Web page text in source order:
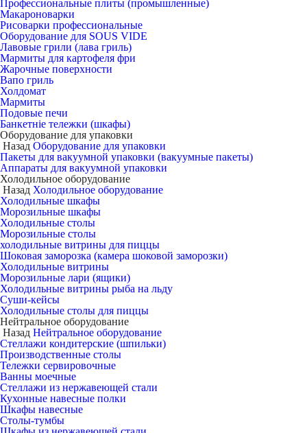
Профессиональные плиты (промышленные)
Макароноварки
Рисоварки профессиональные
Оборудование для SOUS VIDE
Лавовые грили (лава гриль)
Мармиты для картофеля фри
Жарочные поверхности
Вапо гриль
Холдомат
Мармиты
Подовые печи
Банкетніе тележки (шкафы)
Оборудование для упаковки
Назад Оборудование для упаковки
Пакеты для вакуумной упаковки (вакуумные пакеты)
Аппараты для вакуумной упаковки
Холодильное оборудование
Назад Холодильное оборудование
Холодильные шкафы
Морозильные шкафы
Холодильные столы
Морозильные столы
холодильные витрины для пиццы
Шоковая заморозка (камера шоковой заморозки)
Холодильные витрины
Морозильные лари (ящики)
Холодильные витрины рыба на льду
Суши-кейсы
Холодильные столы для пиццы
Нейтральное оборудование
Назад Нейтральное оборудование
Стеллажи кондитерские (шпильки)
Производственные столы
Тележки сервировочные
Ванны моечные
Стеллажи из нержавеющей стали
Кухонные навесные полки
Шкафы навесные
Столы-тумбы